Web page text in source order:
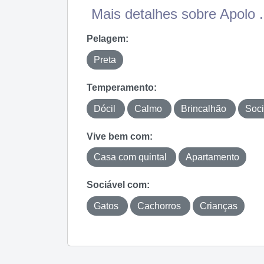
Mais detalhes sobre Apolo
Pelagem:
Preta
Temperamento:
Dócil Calmo Brincalhão
Vive bem com:
Casa com quintal Apartamento
Sociável com:
Gatos Cachorros Crianças